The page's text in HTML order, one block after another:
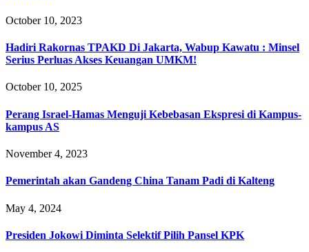
October 10, 2023
Hadiri Rakornas TPAKD Di Jakarta, Wabup Kawatu : Minsel
Serius Perluas Akses Keuangan UMKM!
October 10, 2025
Perang Israel-Hamas Menguji Kebebasan Ekspresi di Kampus-
kampus AS
November 4, 2023
Pemerintah akan Gandeng China Tanam Padi di Kalteng
May 4, 2024
Presiden Jokowi Diminta Selektif Pilih Pansel KPK